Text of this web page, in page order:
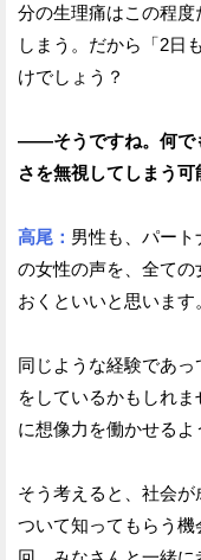
分の生理痛はこの程
しまう。だから「2日
けでしょう？
——そうですね。何で
さを無視してしまう可
高尾： 男性も、パー
の女性の声を、全て
おくといいと思います
同じような経験であ
をしているかもしれま
に想像力を働かせるよ
そう考えると、社会
ついて知ってもらう